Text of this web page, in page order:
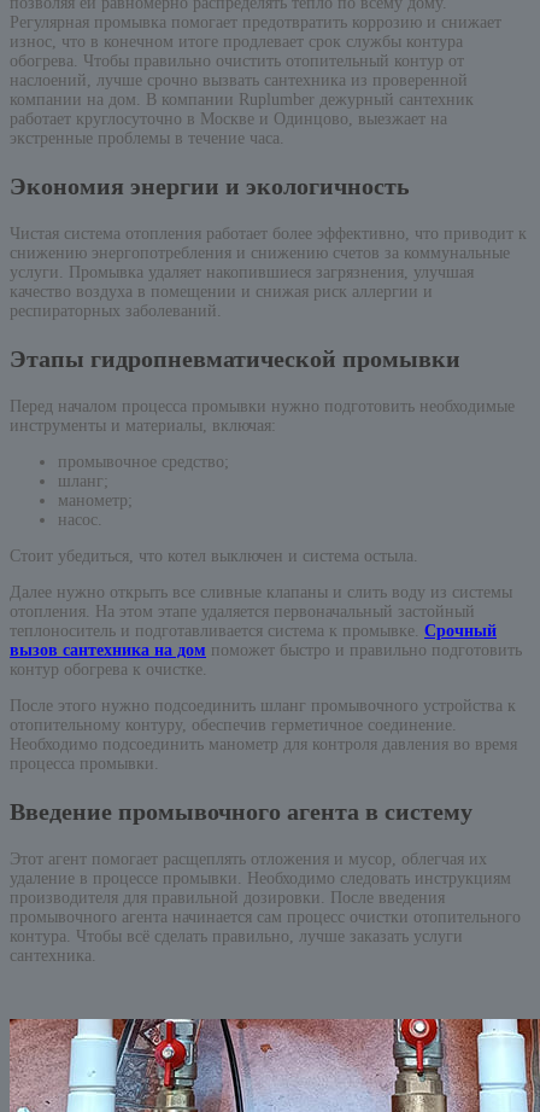
Регулярная промывка помогает предотвратить коррозию и снижает
износ, что в конечном итоге продлевает срок службы контура
обогрева. Чтобы правильно очистить отопительный контур от
наслоений, лучше срочно вызвать сантехника из проверенной
компании на дом. В компании Ruplumber дежурный сантехник
работает круглосуточно в Москве и Одинцово, выезжает на
экстренные проблемы в течение часа.
Экономия энергии и экологичность
Чистая система отопления работает более эффективно, что приводит к
снижению энергопотребления и снижению счетов за коммунальные
услуги. Промывка удаляет накопившиеся загрязнения, улучшая
качество воздуха в помещении и снижая риск аллергии и
респираторных заболеваний.
Этапы гидропневматической промывки
Перед началом процесса промывки нужно подготовить необходимые
инструменты и материалы, включая:
промывочное средство;
шланг;
манометр;
насос.
Стоит убедиться, что котел выключен и система остыла.
Далее нужно открыть все сливные клапаны и слить воду из системы
отопления. На этом этапе удаляется первоначальный застойный
теплоноситель и подготавливается система к промывке. Срочный
вызов сантехника на дом поможет быстро и правильно подготовить
контур обогрева к очистке.
После этого нужно подсоединить шланг промывочного устройства к
отопительному контуру, обеспечив герметичное соединение.
Необходимо подсоединить манометр для контроля давления во время
процесса промывки.
Введение промывочного агента в систему
Этот агент помогает расщеплять отложения и мусор, облегчая их
удаление в процессе промывки. Необходимо следовать инструкциям
производителя для правильной дозировки. После введения
промывочного агента начинается сам процесс очистки отопительного
контура. Чтобы всё сделать правильно, лучше заказать услуги
сантехника.